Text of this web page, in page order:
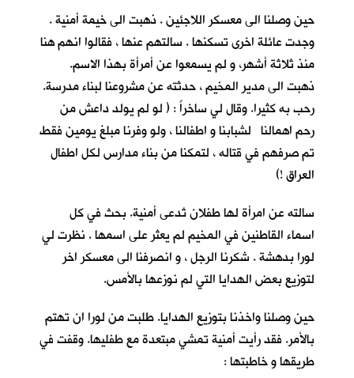
حين وصلنا الى معسكر اللاجئين . ذهبت الى خيمة أمنية .
وجدت عائلة اخرى تسكنها . سالتهم عنها ، فقالوا انهم هنا
منذ ثلاثة أشهر، و لم يسمعوا عن أمرأة بهذا الاسم.
ذهبت الى مدير المخيم ، حدثته عن مشروعنا لبناء مدرسة.
رحب به كثيرا. وقال لي ساخراً : ( لو لم يولد داعش من
رحم اهمالنا لشبابنا و اطفالنا ، ولو وفرنا مبلغ يومين فقط
تم صرفهم في قتاله ، لتمكنا من بناء مدارس لكل اطفال
العراق !)
سالته عن امرأة لها طفلان تُدعى أمنية. بحث في كل
اسماء القاطنين في المخيم لم يعثر على اسمها . نظرت لي
لورا بدهشة . شكرنا الرجل ، و انصرفنا الى معسكر اخر
لتوزيع بعض الهدايا التي لم نوزعها بالأمس.
حين وصلنا واخذنا بتوزيع الهدايا. طلبت من لورا ان تهتم
بالأمر. فقد رأيت أمنية تمشي مبتعدة مع طفليها. وقفت في
طريقها و خاطبتها :